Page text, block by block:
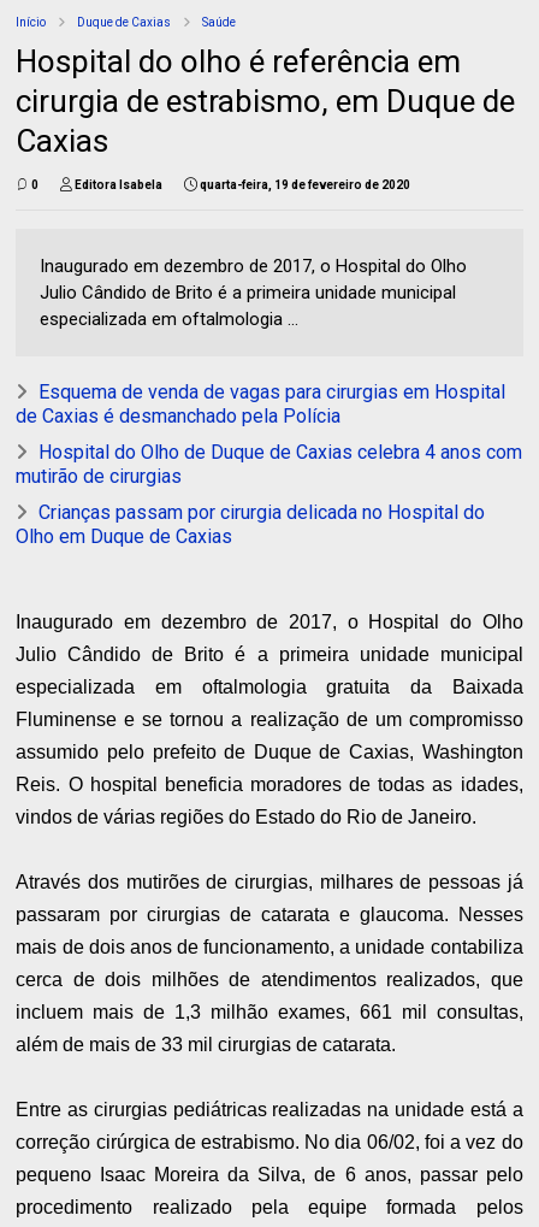
Início Duque de Caxias Saúde
Hospital do olho é referência em
cirurgia de estrabismo, em Duque de
Caxias
0 Editora Isabela quarta-feira, 19 de fevereiro de 2020
Inaugurado em dezembro de 2017, o Hospital do Olho
Julio Cândido de Brito é a primeira unidade municipal
especializada em oftalmologia ...
Esquema de venda de vagas para cirurgias em Hospital
de Caxias é desmanchado pela Polícia
Hospital do Olho de Duque de Caxias celebra 4 anos com
mutirão de cirurgias
Crianças passam por cirurgia delicada no Hospital do
Olho em Duque de Caxias
Inaugurado em dezembro de 2017, o Hospital do Olho
Julio Cândido de Brito é a primeira unidade municipal
especializada em oftalmologia gratuita da Baixada
Fluminense e se tornou a realização de um compromisso
assumido pelo prefeito de Duque de Caxias, Washington
Reis. O hospital beneficia moradores de todas as idades,
vindos de várias regiões do Estado do Rio de Janeiro.
Através dos mutirões de cirurgias, milhares de pessoas já
passaram por cirurgias de catarata e glaucoma. Nesses
mais de dois anos de funcionamento, a unidade contabiliza
cerca de dois milhões de atendimentos realizados, que
incluem mais de 1,3 milhão exames, 661 mil consultas,
além de mais de 33 mil cirurgias de catarata.
Entre as cirurgias pediátricas realizadas na unidade está a
correção cirúrgica de estrabismo. No dia 06/02, foi a vez do
pequeno Isaac Moreira da Silva, de 6 anos, passar pelo
procedimento realizado pela equipe formada pelos